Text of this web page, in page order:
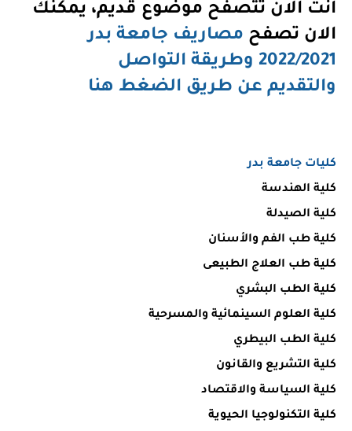
انت الان تتصفح موضوع قديم، يمكنك
الان تصفح مصاريف جامعة بدر
2022/2021 وطريقة التواصل
والتقديم عن طريق الضغط هنا
كليات جامعة بدر
كلية الهندسة
كلية الصيدلة
كلية طب الفم والأسنان
كلية طب العلاج الطبيعى
كلية الطب البشري
كلية العلوم السينمائية والمسرحية
كلية الطب البيطري
كلية التشريع والقانون
كلية السياسة والاقتصاد
كلية التكنولوجيا الحيوية